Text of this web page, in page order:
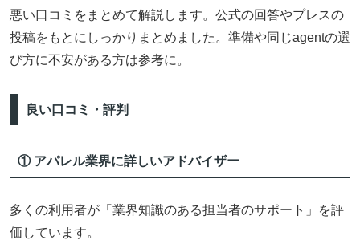
悪い口コミをまとめて解説します。公式の回答やプレスの
投稿をもとにしっかりまとめました。準備や同じagentの選
び方に不安がある方は参考に。
良い口コミ・評判
① アパレル業界に詳しいアドバイザー
多くの利用者が「業界知識のある担当者のサポート」を評
価しています。